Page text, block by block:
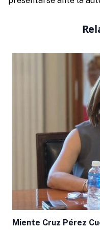
Miente Cruz Pérez